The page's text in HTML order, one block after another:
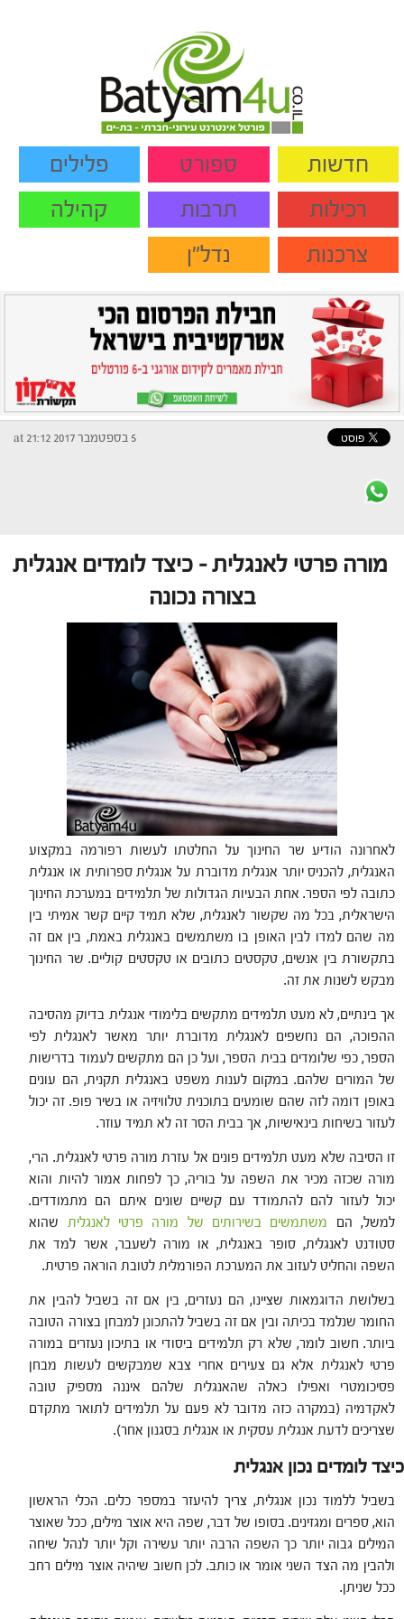
חדשות ספורט
פלילים
רכילות
תרבות
קהילה
צרכנות
נדל"ן
5 בספטמבר 2017 at 21:12
מורה פרטי לאנגלית – כיצד לומדים אנגלית
בצורה נכונה
לאחרונה הודיע שר החינוך על החלטתו לעשות רפורמה במקצוע
האנגלית, להכניס יותר אנגלית מדוברת על אנגלית ספרותית או אנגלית
כתובה לפי הספר. אחת הבעיות הגדולות של תלמידים במערכת החינוך
הישראלית, בכל מה שקשור לאנגלית, שלא תמיד קיים קשר אמיתי בין
מה שהם למדו לבין האופן בו משתמשים באנגלית באמת, בין אם זה
בתקשורת בין אנשים, טקסטים כתובים או טקסטים קוליים. שר החינוך
מבקש לשנות את זה.
אך בינתיים, לא מעט תלמידים מתקשים בלימודי אנגלית בדיוק מהסיבה
ההפוכה, הם נחשפים לאנגלית מדוברת יותר מאשר לאנגלית לפי
הספר, כפי שלומדים בבית הספר, ועל כן הם מתקשים לעמוד בדרישות
של המורים שלהם. במקום לענות משפט באנגלית תקנית, הם עונים
באופן דומה לזה שהם שומעים בתוכנית טלוויזיה או בשיר פופ. זה יכול
לעזור בשיחות בינאישיות, אך בבית הסר זה לא תמיד עוזר.
זו הסיבה שלא מעט תלמידים פונים אל עזרת מורה פרטי לאנגלית. הרי,
מורה שכזה מכיר את השפה על בוריה, כך לפחות אמור להיות והוא
יכול לעזור להם להתמודד עם קשיים שונים איתם הם מתמודדים.
למשל, הם משתמשים בשירותים של מורה פרטי לאנגלית שהוא
סטודנט לאנגלית, סופר באנגלית, או מורה לשעבר, אשר למד את
השפה והחליט לעזוב את המערכת הפורמלית לטובת הוראה פרטית.
בשלושת הדוגמאות שציינו, הם נעזרים, בין אם זה בשביל להבין את
החומר שנלמד בכיתה ובין אם זה בשביל להתכונן למבחן בצורה הטובה
ביותר. חשוב לומר, שלא רק תלמידים ביסודי או בתיכון נעזרים במורה
פרטי לאנגלית אלא גם צעירים אחרי צבא שמבקשים לעשות מבחן
פסיכומטרי ואפילו כאלה שהאנגלית שלהם איננה מספיק טובה
לאקדמיה (במקרה כזה מדובר לא פעם על תלמידים לתואר מתקדם
שצריכים לדעת אנגלית עסקית או אנגלית בסגנון אחר).
כיצד לומדים נכון אנגלית
בשביל ללמוד נכון אנגלית, צריך להיעזר במספר כלים. הכלי הראשון
הוא, ספרים ומגזינים. בסופו של דבר, שפה היא אוצר מילים, ככל שאוצר
המילים גבוה יותר כך השפה הרבה יותר עשירה וקל יותר לנהל שיחה
ולהבין מה הצד השני אומר או כותב. לכן חשוב שיהיה אוצר מילים רחב
ככל שניתן.